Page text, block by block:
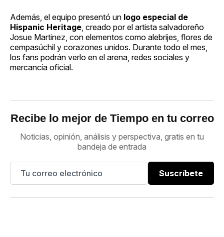
Además, el equipo presentó un logo especial de
Hispanic Heritage , creado por el artista salvadoreño
Josue Martinez, con elementos como alebrijes, flores de
cempasúchil y corazones unidos. Durante todo el mes,
los fans podrán verlo en el arena, redes sociales y
mercancía oficial.
Recibe lo mejor de Tiempo en tu correo
Noticias, opinión, análisis y perspectiva, gratis en tu
bandeja de entrada
Suscríbete